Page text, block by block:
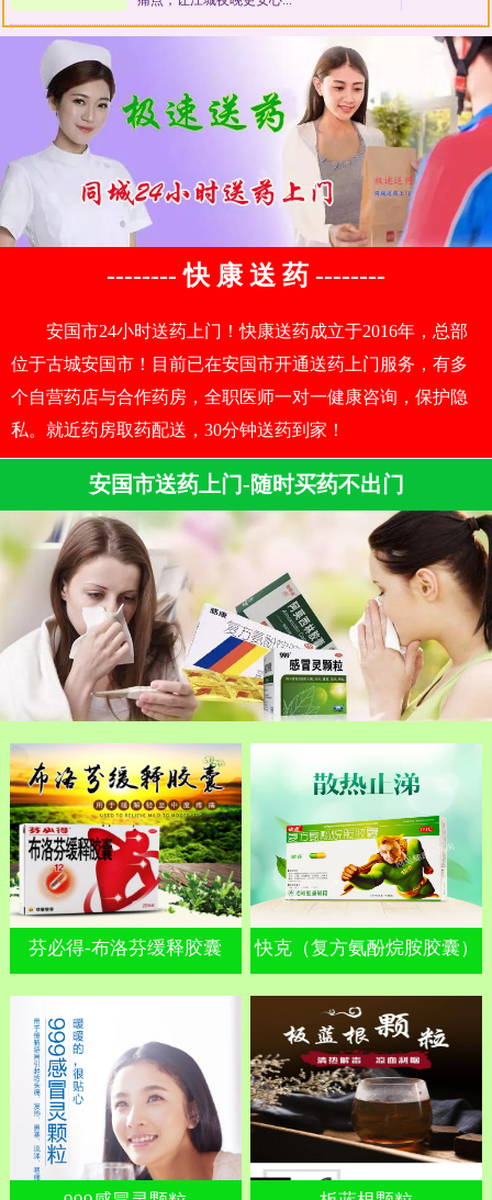
-------- 快 康 送 药 --------
安国市24小时送药上门！快康送药成立于2016年，总部
位于古城安国市！目前已在安国市开通送药上门服务，有多
个自营药店与合作药房，全职医师一对一健康咨询，保护隐
私。就近药房取药配送，30分钟送药到家！
安国市送药上门-随时买药不出门
芬必得-布洛芬缓释胶囊 快克（复方氨酚烷胺胶囊）